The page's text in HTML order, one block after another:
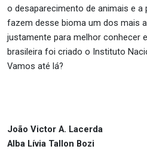
o desaparecimento de animais e a
fazem desse bioma um dos mais
justamente para melhor conhecer
brasileira foi criado o Instituto
Vamos até lá?
João Victor A. Lacerda
Alba Lívia Tallon Bozi